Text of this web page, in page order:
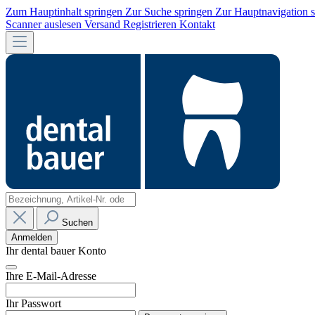
Zum Hauptinhalt springen Zur Suche springen Zur Hauptnavigation
Scanner auslesen Versand Registrieren Kontakt
Suchen
Anmelden
Ihr dental bauer Konto
Ihre E-Mail-Adresse
Ihr Passwort